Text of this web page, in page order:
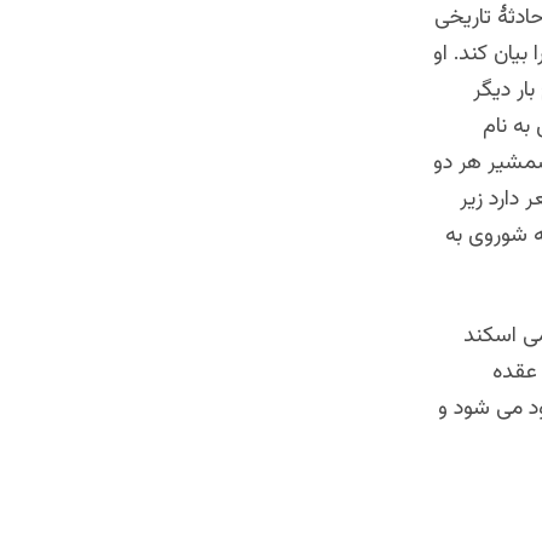
تاریخی
کند. او
دیگر
نام
هر دو
زیر
شوروی به
اسکند
عقده
می شود و